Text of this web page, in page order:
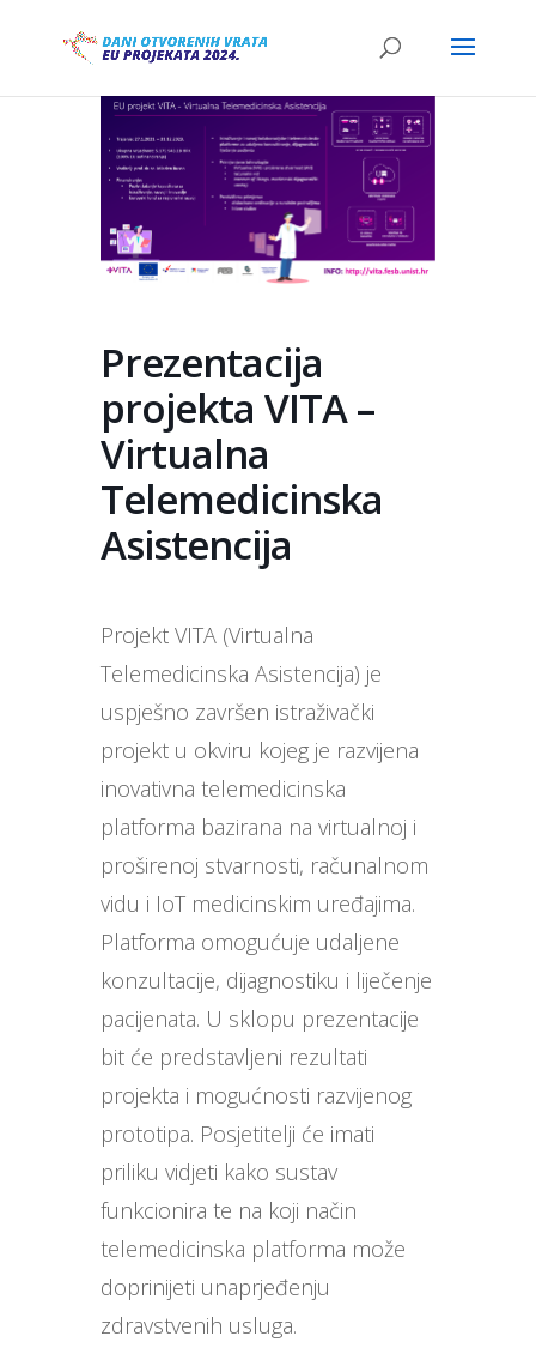
Prezentacija
projekta VITA –
Virtualna
Telemedicinska
Asistencija
Projekt VITA (Virtualna
Telemedicinska Asistencija) je
uspješno završen istraživački
projekt u okviru kojeg je razvijena
inovativna telemedicinska
platforma bazirana na virtualnoj i
proširenoj stvarnosti, računalnom
vidu i IoT medicinskim uređajima.
Platforma omogućuje udaljene
konzultacije, dijagnostiku i liječenje
pacijenata. U sklopu prezentacije
bit će predstavljeni rezultati
projekta i mogućnosti razvijenog
prototipa. Posjetitelji će imati
priliku vidjeti kako sustav
funkcionira te na koji način
telemedicinska platforma može
doprinijeti unaprjeđenju
zdravstvenih usluga.